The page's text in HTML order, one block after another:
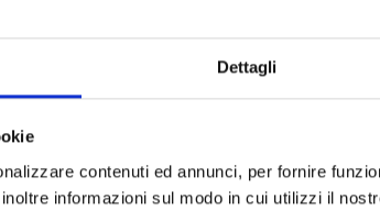
Dettagli
contenuti ed annunci, per fornire
informazioni sul modo in cui utilizzi il
lega la
più
è solo
e alle
di
la meta
le onde…